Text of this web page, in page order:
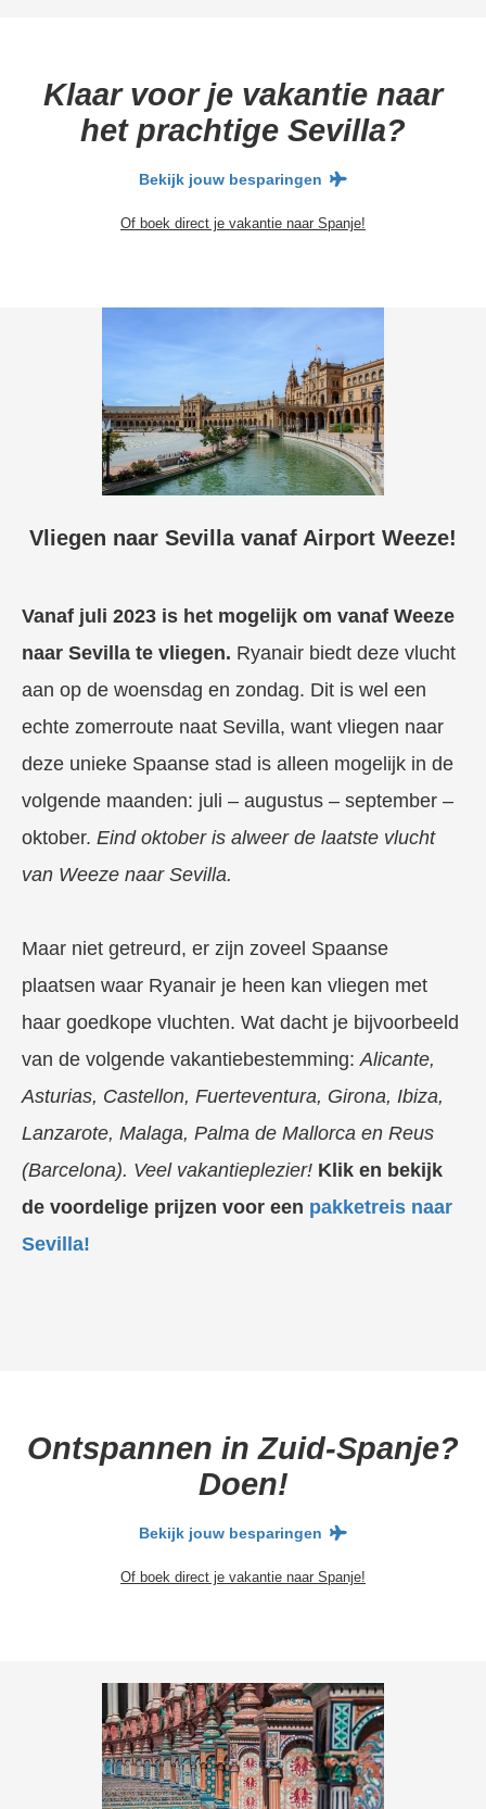
Klaar voor je vakantie naar
het prachtige Sevilla?
Bekijk jouw besparingen
Of boek direct je vakantie naar Spanje!
Vliegen naar Sevilla vanaf Airport Weeze!
Vanaf juli 2023 is het mogelijk om vanaf Weeze
naar Sevilla te vliegen. Ryanair biedt deze vlucht
aan op de woensdag en zondag. Dit is wel een
echte zomerroute naat Sevilla, want vliegen naar
deze unieke Spaanse stad is alleen mogelijk in de
volgende maanden: juli – augustus – september –
oktober. Eind oktober is alweer de laatste vlucht
van Weeze naar Sevilla.
Maar niet getreurd, er zijn zoveel Spaanse
plaatsen waar Ryanair je heen kan vliegen met
haar goedkope vluchten. Wat dacht je bijvoorbeeld
van de volgende vakantiebestemming: Alicante,
Asturias, Castellon, Fuerteventura, Girona, Ibiza,
Lanzarote, Malaga, Palma de Mallorca en Reus
(Barcelona). Veel vakantieplezier! Klik en bekijk
de voordelige prijzen voor een pakketreis naar
Sevilla!
Ontspannen in Zuid-Spanje?
Doen!
Bekijk jouw besparingen
Of boek direct je vakantie naar Spanje!